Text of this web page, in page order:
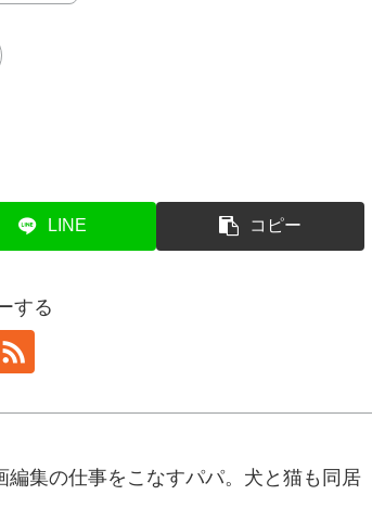
LINE コピー
する
集の仕事をこなすパパ。犬と猫も同居